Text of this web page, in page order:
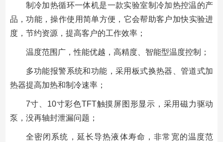
制冷加热循环一体机是一款实验室制冷加热控温的产
品，功能，操作使用简单方便，它会帮助客户加快实验进
度，节约资源，提高客户的工作效率；
温度范围广，性能优越，高精度、智能型温度控制；
多功能报警系统和功能，采用板式换热器、管道式加
热器提高加热和制冷速率；
7寸、10寸彩色TFT触摸屏图形显示，采用磁力驱动
泵，没再轴封泄漏问题；
全密闭系统，延长导热液体寿命，非常宽的温度范